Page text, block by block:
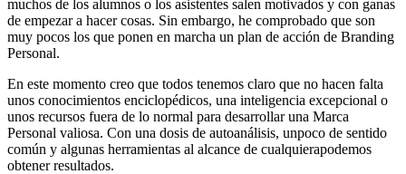
muchos de los alumnos o los asistentes salen motivados y con ganas
de empezar a hacer cosas. Sin embargo, he comprobado que son
muy pocos los que ponen en marcha un plan de acción de Branding
Personal.
En este momento creo que todos tenemos claro que no hacen falta
unos conocimientos enciclopédicos, una inteligencia excepcional o
unos recursos fuera de lo normal para desarrollar una Marca
Personal valiosa. Con una dosis de autoanálisis, unpoco de sentido
común y algunas herramientas al alcance de cualquierapodemos
obtener resultados.